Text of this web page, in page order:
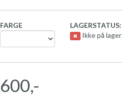
FARGE
LAGERSTATUS:
Ikke på lager
600,-